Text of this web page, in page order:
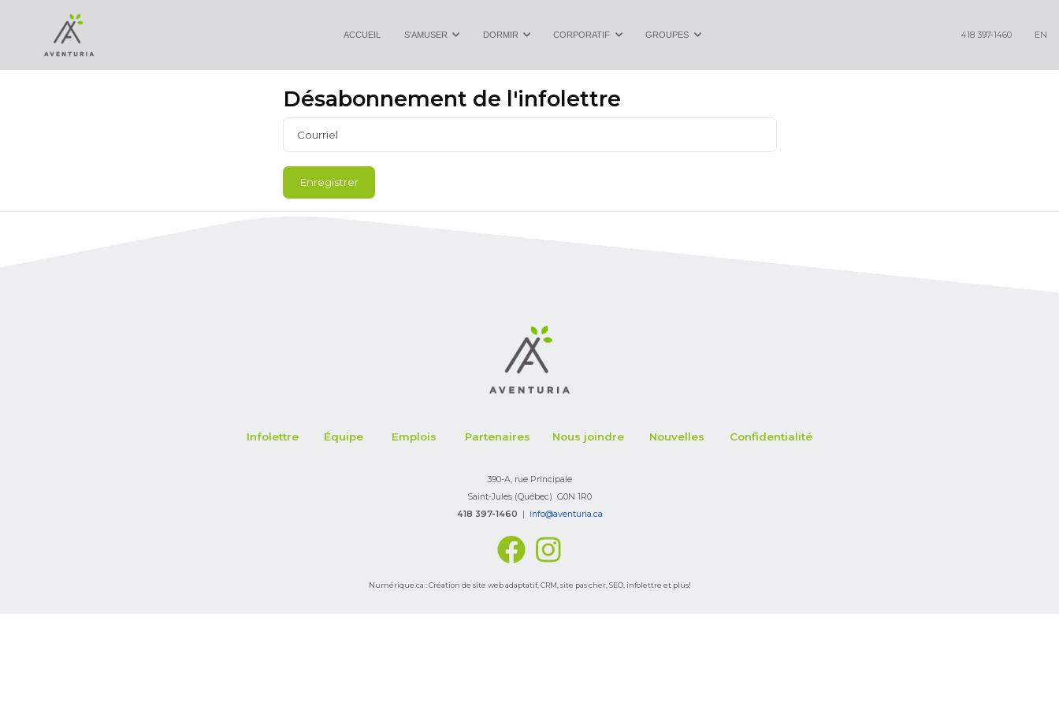
ACCUEIL S'AMUSER DORMIR CORPORATIF GROUPES 418 397-1460 EN
Désabonnement de l'infolettre
Courriel
Infolettre Équipe Emplois Partenaires Nous joindre Nouvelles Confidentialité
390-A, rue Principale
Saint-Jules (Québec) G0N 1R0
418 397-1460
info@aventuria.ca
Numérique.ca :Création de site web adaptatif, CRM site pas cher, SEO, infolettre et plus!